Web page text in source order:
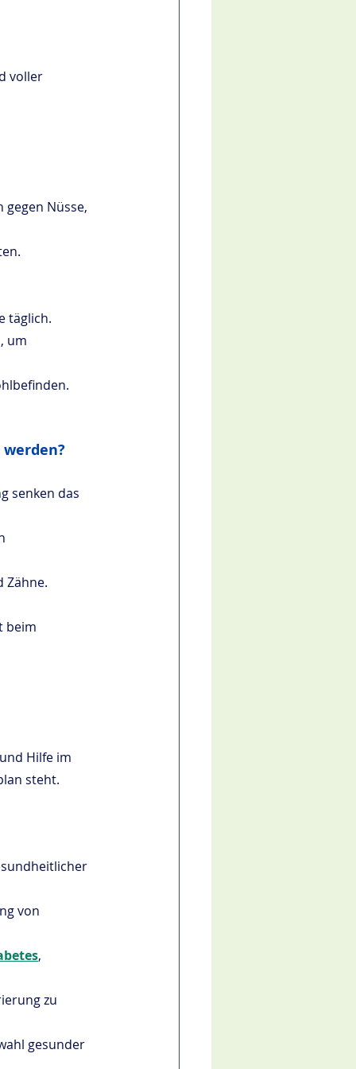
voller
gegen Nüsse,
täglich.
um
senken das
Zähne.
beim
Hilfe im
steht.
von
,
zu
gesunder